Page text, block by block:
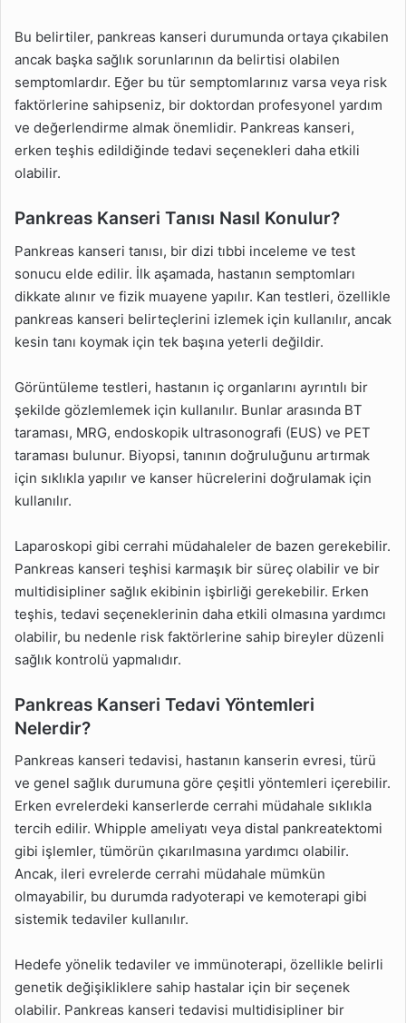
Bu belirtiler, pankreas kanseri durumunda ortaya çıkabilen
ancak başka sağlık sorunlarının da belirtisi olabilen
semptomlardır. Eğer bu tür semptomlarınız varsa veya risk
faktörlerine sahipseniz, bir doktordan profesyonel yardım
ve değerlendirme almak önemlidir. Pankreas kanseri,
erken teşhis edildiğinde tedavi seçenekleri daha etkili
olabilir.
Pankreas Kanseri Tanısı Nasıl Konulur?
Pankreas kanseri tanısı, bir dizi tıbbi inceleme ve test
sonucu elde edilir. İlk aşamada, hastanın semptomları
dikkate alınır ve fizik muayene yapılır. Kan testleri, özellikle
pankreas kanseri belirteçlerini izlemek için kullanılır, ancak
kesin tanı koymak için tek başına yeterli değildir.
Görüntüleme testleri, hastanın iç organlarını ayrıntılı bir
şekilde gözlemlemek için kullanılır. Bunlar arasında BT
taraması, MRG, endoskopik ultrasonografi (EUS) ve PET
taraması bulunur. Biyopsi, tanının doğruluğunu artırmak
için sıklıkla yapılır ve kanser hücrelerini doğrulamak için
kullanılır.
Laparoskopi gibi cerrahi müdahaleler de bazen gerekebilir.
Pankreas kanseri teşhisi karmaşık bir süreç olabilir ve bir
multidisipliner sağlık ekibinin işbirliği gerekebilir. Erken
teşhis, tedavi seçeneklerinin daha etkili olmasına yardımcı
olabilir, bu nedenle risk faktörlerine sahip bireyler düzenli
sağlık kontrolü yapmalıdır.
Pankreas Kanseri Tedavi Yöntemleri
Nelerdir?
Pankreas kanseri tedavisi, hastanın kanserin evresi, türü
ve genel sağlık durumuna göre çeşitli yöntemleri içerebilir.
Erken evrelerdeki kanserlerde cerrahi müdahale sıklıkla
tercih edilir. Whipple ameliyatı veya distal pankreatektomi
gibi işlemler, tümörün çıkarılmasına yardımcı olabilir.
Ancak, ileri evrelerde cerrahi müdahale mümkün
olmayabilir, bu durumda radyoterapi ve kemoterapi gibi
sistemik tedaviler kullanılır.
Hedefe yönelik tedaviler ve immünoterapi, özellikle belirli
genetik değişikliklere sahip hastalar için bir seçenek
olabilir. Pankreas kanseri tedavisi multidisipliner bir